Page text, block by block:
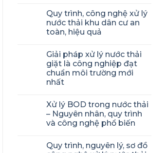
Quy trình, công nghệ xử lý
nước thải khu dân cư an
toàn, hiệu quả
Giải pháp xử lý nước thải
giặt là công nghiệp đạt
chuẩn môi trường mới
nhất
Xử lý BOD trong nước thải
– Nguyên nhân, quy trình
và công nghệ phổ biến
Quy trình, nguyên lý, sơ đồ